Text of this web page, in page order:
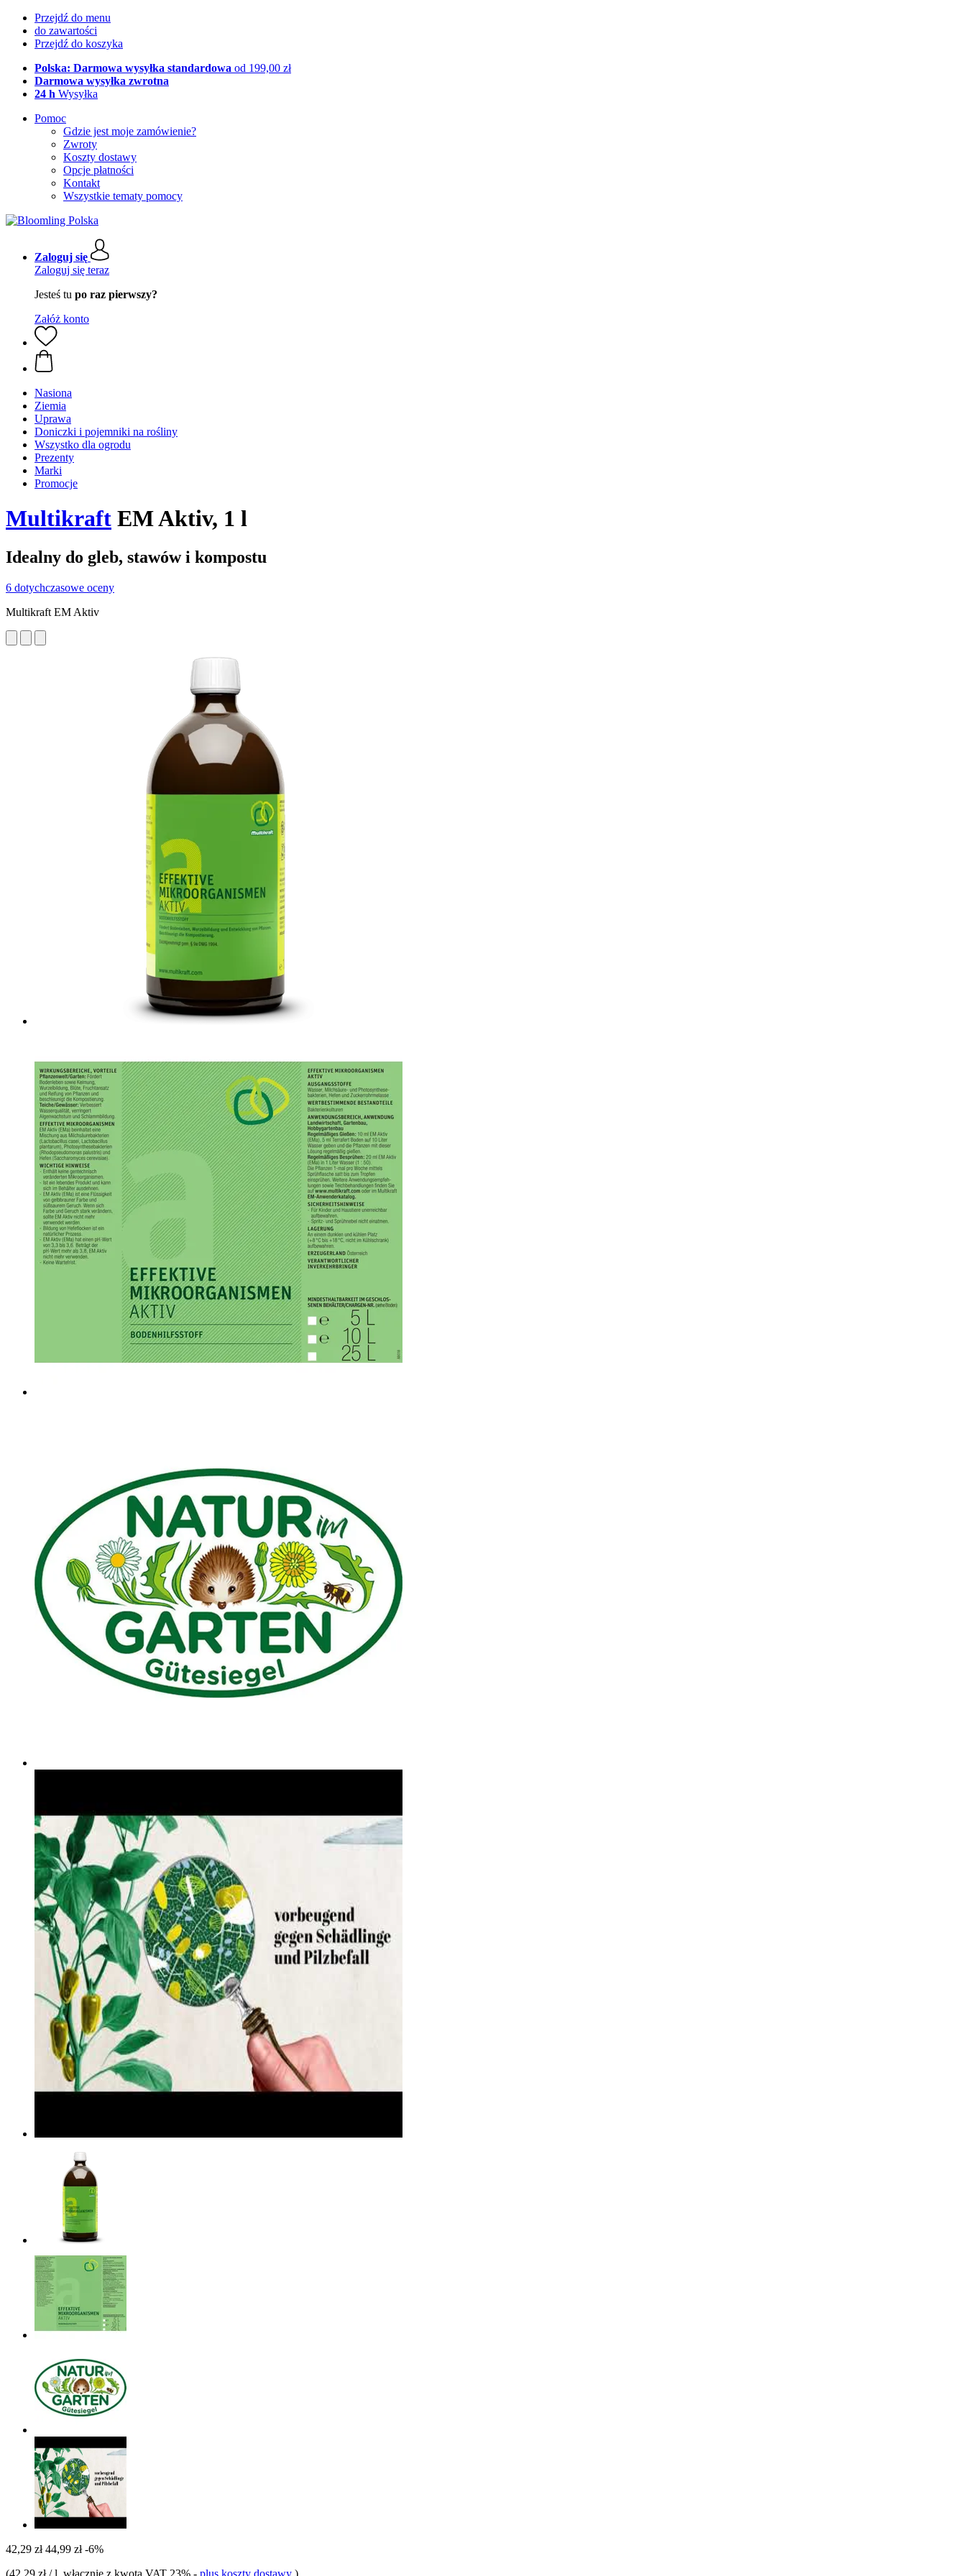
Przejdź do menu
do zawartości
Przejdź do koszyka
Polska: Darmowa wysyłka standardowa od 199,00 zł
Darmowa wysyłka zwrotna
24 h Wysyłka
Pomoc
Gdzie jest moje zamówienie?
Zwroty
Koszty dostawy
Opcje płatności
Kontakt
Wszystkie tematy pomocy
Zaloguj się
Zaloguj się teraz
Jesteś tu po raz pierwszy?
Załóż konto
Nasiona
Ziemia
Uprawa
Doniczki i pojemniki na rośliny
Wszystko dla ogrodu
Prezenty
Marki
Promocje
Multikraft EM Aktiv, 1 l
Idealny do gleb, stawów i kompostu
6 dotychczasowe oceny
Multikraft EM Aktiv
42,29 zł 44,99 zł -6%
(42,29 zł / l , włącznie z kwotą VAT 23% - plus koszty dostawy )